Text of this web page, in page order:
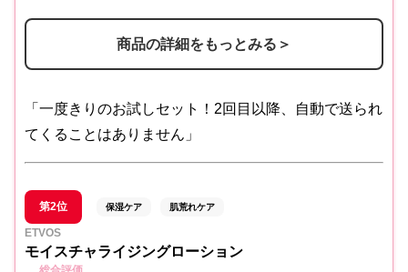
商品の詳細をもっとみる＞
「一度きりのお試しセット！2回目以降、自動で送られ
てくることはありません」
第2位 保湿ケア 肌荒れケア
ETVOS
モイスチャライジングローション